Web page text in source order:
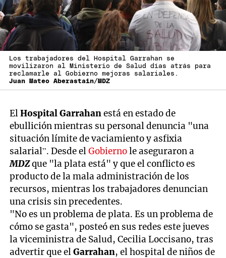
Los trabajadores del Hospital Garrahan se
movilizaron al Ministerio de Salud días atrás para
reclamarle al Gobierno mejoras salariales.
Juan Mateo Aberastain/MDZ
ElHospital Garrahanestá en estado de
ebullición mientras su personal denuncia "una
situación límite de vaciamiento y asfixia
salarial”. Desde elGobiernole aseguraron a
MDZque "la plata está" y que el conflicto es
producto de la mala administración de los
recursos, mientras los trabajadores denuncian
una crisis sin precedentes.
"No es un problema de plata. Es un problema de
cómo se gasta", posteó en sus redes este jueves
la viceministra de Salud, Cecilia Loccisano, tras
advertir que elGarrahan, el hospital de niños de